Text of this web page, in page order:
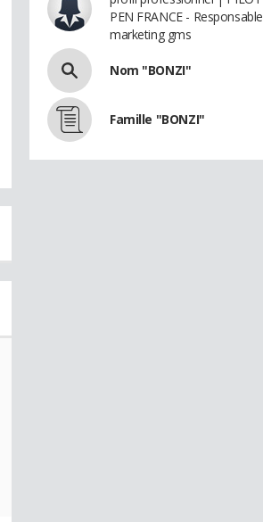
PEN FRANCE - Responsable
marketing gms
Nom "BONZI"
Famille "BONZI"